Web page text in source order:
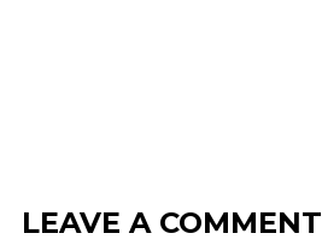
LEAVE A COMMENT